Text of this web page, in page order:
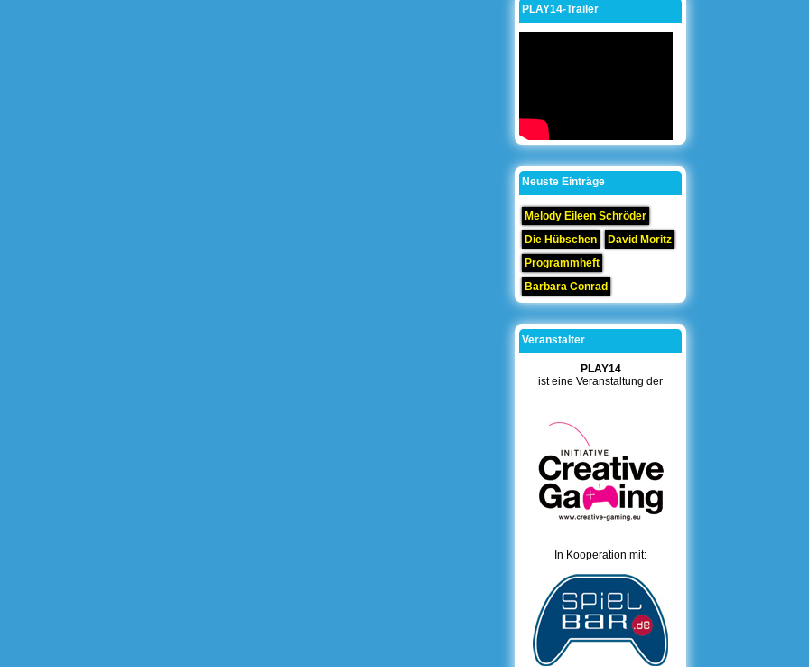
PLAY14-Trailer
Neuste Einträge
Melody Eileen Schröder
Die Hübschen
David Moritz
Programmheft
Barbara Conrad
Veranstalter
PLAY14
ist eine Veranstaltung der
In Kooperation mit: